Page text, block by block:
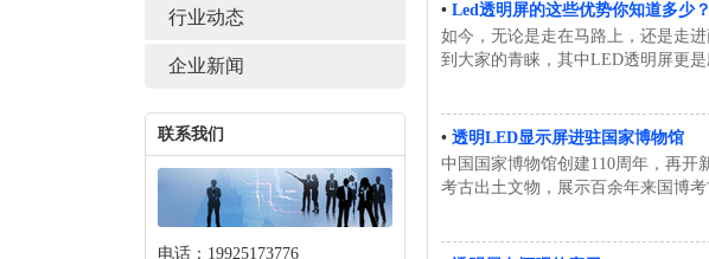
行业动态
企业新闻
联系我们
电话：19925173776
• Led透明屏的这些优势你知道多少？
如今，无论是走在马路上，还是走
到大家的青睐，其中LED透明屏更
• 透明LED显示屏进驻国家博物馆
中国国家博物馆创建110周年，再
考古出土文物，展示百余年来国博